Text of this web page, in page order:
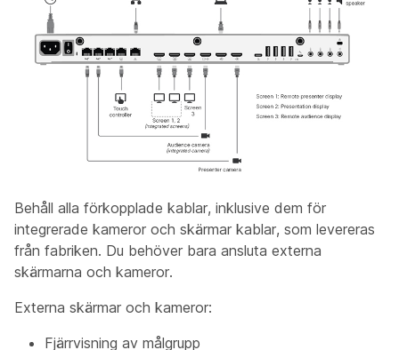
Behåll alla förkopplade kablar, inklusive dem för
integrerade kameror och skärmar kablar, som levereras
från fabriken. Du behöver bara ansluta externa
skärmarna och kameror.
Externa skärmar och kameror:
Fjärrvisning av målgrupp